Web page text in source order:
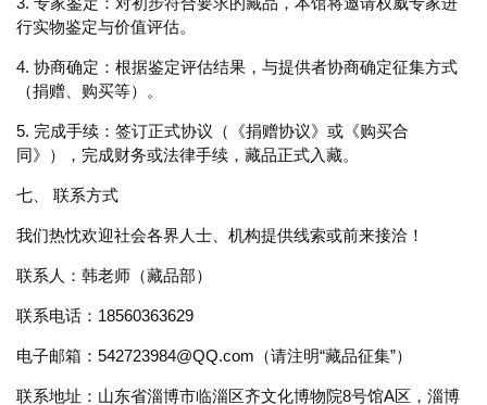
行实物鉴定与价值评估。
4. 协商确定：根据鉴定评估结果，与提供者协商确定征集方式
（捐赠、购买等）。
5. 完成手续：签订正式协议（《捐赠协议》或《购买合
同》），完成财务或法律手续，藏品正式入藏。
七、 联系方式
我们热忱欢迎社会各界人士、机构提供线索或前来接洽！
联系人：韩老师（藏品部）
联系电话：18560363629
电子邮箱：542723984@QQ.com（请注明“藏品征集”）
联系地址：山东省淄博市临淄区齐文化博物院8号馆A区，淄博